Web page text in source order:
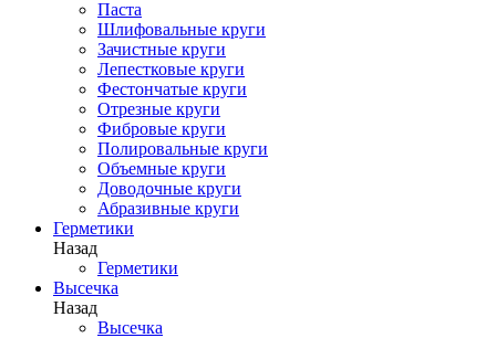
Паста
Шлифовальные круги
Зачистные круги
Лепестковые круги
Фестончатые круги
Отрезные круги
Фибровые круги
Полировальные круги
Объемные круги
Доводочные круги
Абразивные круги
Герметики
Назад
Герметики
Высечка
Назад
Высечка